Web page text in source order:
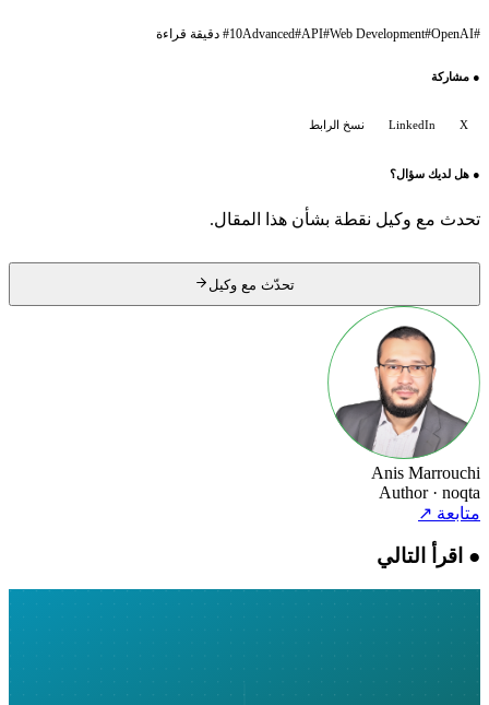
OpenAI
#
Web Development
#
API
#
Advanced
#10 دقيقة قراءة
●مشاركة
LinkedIn نسخ الرابط
●هل لديك سؤال؟
تحدث مع وكيل نقطة بشأن هذا المقال.
تحدّث مع وكيل
Anis Marrouchi
Author · noqta
متابعة↗
●اقرأ التالي